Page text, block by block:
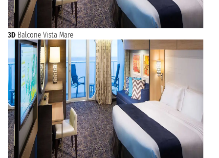
3D Balcone Vista Mare